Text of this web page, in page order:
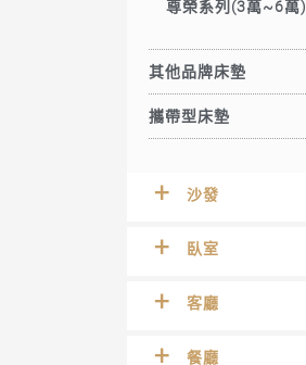
尊榮系列(3萬~6萬)
其他品牌床墊
攜帶型床墊
沙發
臥室
客廳
餐廳